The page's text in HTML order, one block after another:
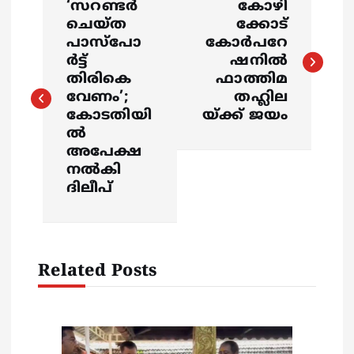
t
‘സറണ്ടർ
ചെയ്ത
പാസ്പോ
ർട്ട്
തിരികെ
വേണം’;
കോടതിയി
ൽ
അപേക്ഷ
നൽകി
ദിലീപ്
കോഴി
ക്കോട്
കോര്‍പറേ
ഷനില്‍
ഫാത്തിമ
തഹ്ലില
യ്ക്ക് ജയം
Related Posts